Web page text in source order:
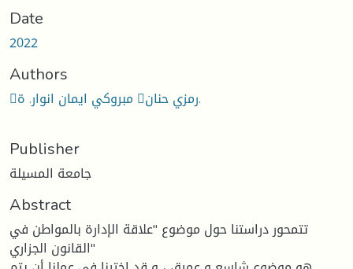
Date
2022
Authors
مبروكي ايمان انوار. ة رمزي حنان.
Publisher
جامعة المسيلة
Abstract
تتمحور دراستنا حول موضوع "علاقة الإدارة بالمواطن في
القانون الجزاري"